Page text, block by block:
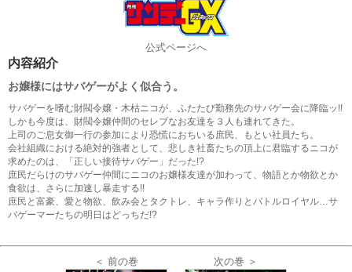
公式ページへ
内容紹介
お嬢様にはサバゲーがよく似合う。
サバゲーを嗜む財閥令嬢・木枯ニコが、ふたたび勤務先のサバゲー会に降臨ッ!!
しかも今度は、財閥令嬢仲間のセレブなお友達を３人も連れてきた。
上司のご息女御一行の参加により恐慌におちいる庶民、もとい社員たち。
会社組織における絶対的強者として、悲しき社畜たちの頂上に君臨するニコが
求めたのは、「正しい接待サバゲー」だった!?
庶民だらけのサバゲー仲間にニコのお嬢様友達が加わって、物語とか物欲とか
食欲は、さらに加速し暴走する!!
庶民と富豪、愛と物欲、飲み会とタクトレ、キャラ作りとバトルロイヤル…サ
バゲーマーたちの明日はどっちだ!?
＜ 前の巻 次の巻 ＞